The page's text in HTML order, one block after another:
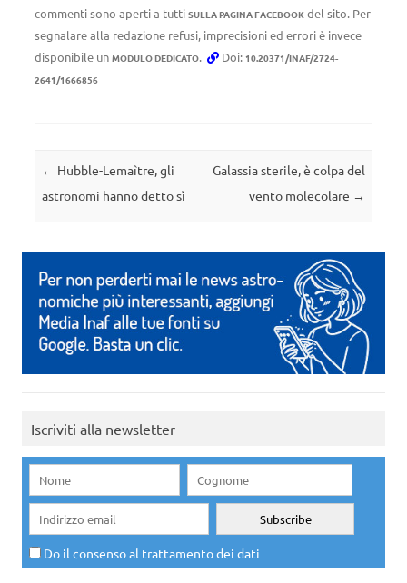
commenti sono aperti a tutti SULLA PAGINA FACEBOOK del sito. Per
segnalare alla redazione refusi, imprecisioni ed errori è invece
disponibile un MODULO DEDICATO. Doi: 10.20371/INAF/2724-
2641/1666856
Navigazione articolo
← Hubble-Lemaître, gli
astronomi hanno detto sì
Galassia sterile, è colpa del
vento molecolare →
Iscriviti alla newsletter
Do il consenso al trattamento dei dati